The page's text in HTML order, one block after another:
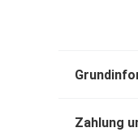
Zahlung